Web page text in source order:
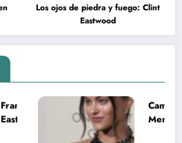
Los ojos de piedra y fuego: Clint
Eastwood
Francesca
Eastwood y
Camila
Mendes